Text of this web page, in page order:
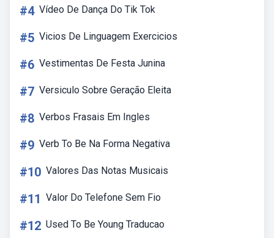
#4 Vídeo De Dança Do Tik Tok
#5 Vicios De Linguagem Exercicios
#6 Vestimentas De Festa Junina
#7 Versiculo Sobre Geração Eleita
#8 Verbos Frasais Em Ingles
#9 Verb To Be Na Forma Negativa
#10 Valores Das Notas Musicais
#11 Valor Do Telefone Sem Fio
#12 Used To Be Young Traducao